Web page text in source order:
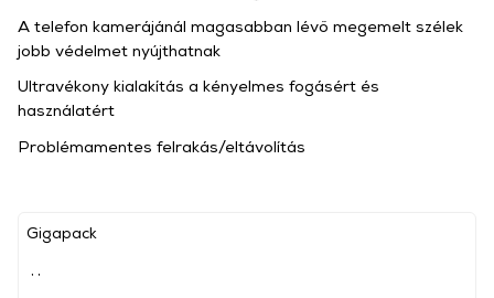
Gigapack
A telefon kamerájánál magasabban lévő megemelt szélek
jobb védelmet nyújthatnak
Ultravékony kialakítás a kényelmes fogásért és
használatért
Problémamentes felrakás/eltávolítás